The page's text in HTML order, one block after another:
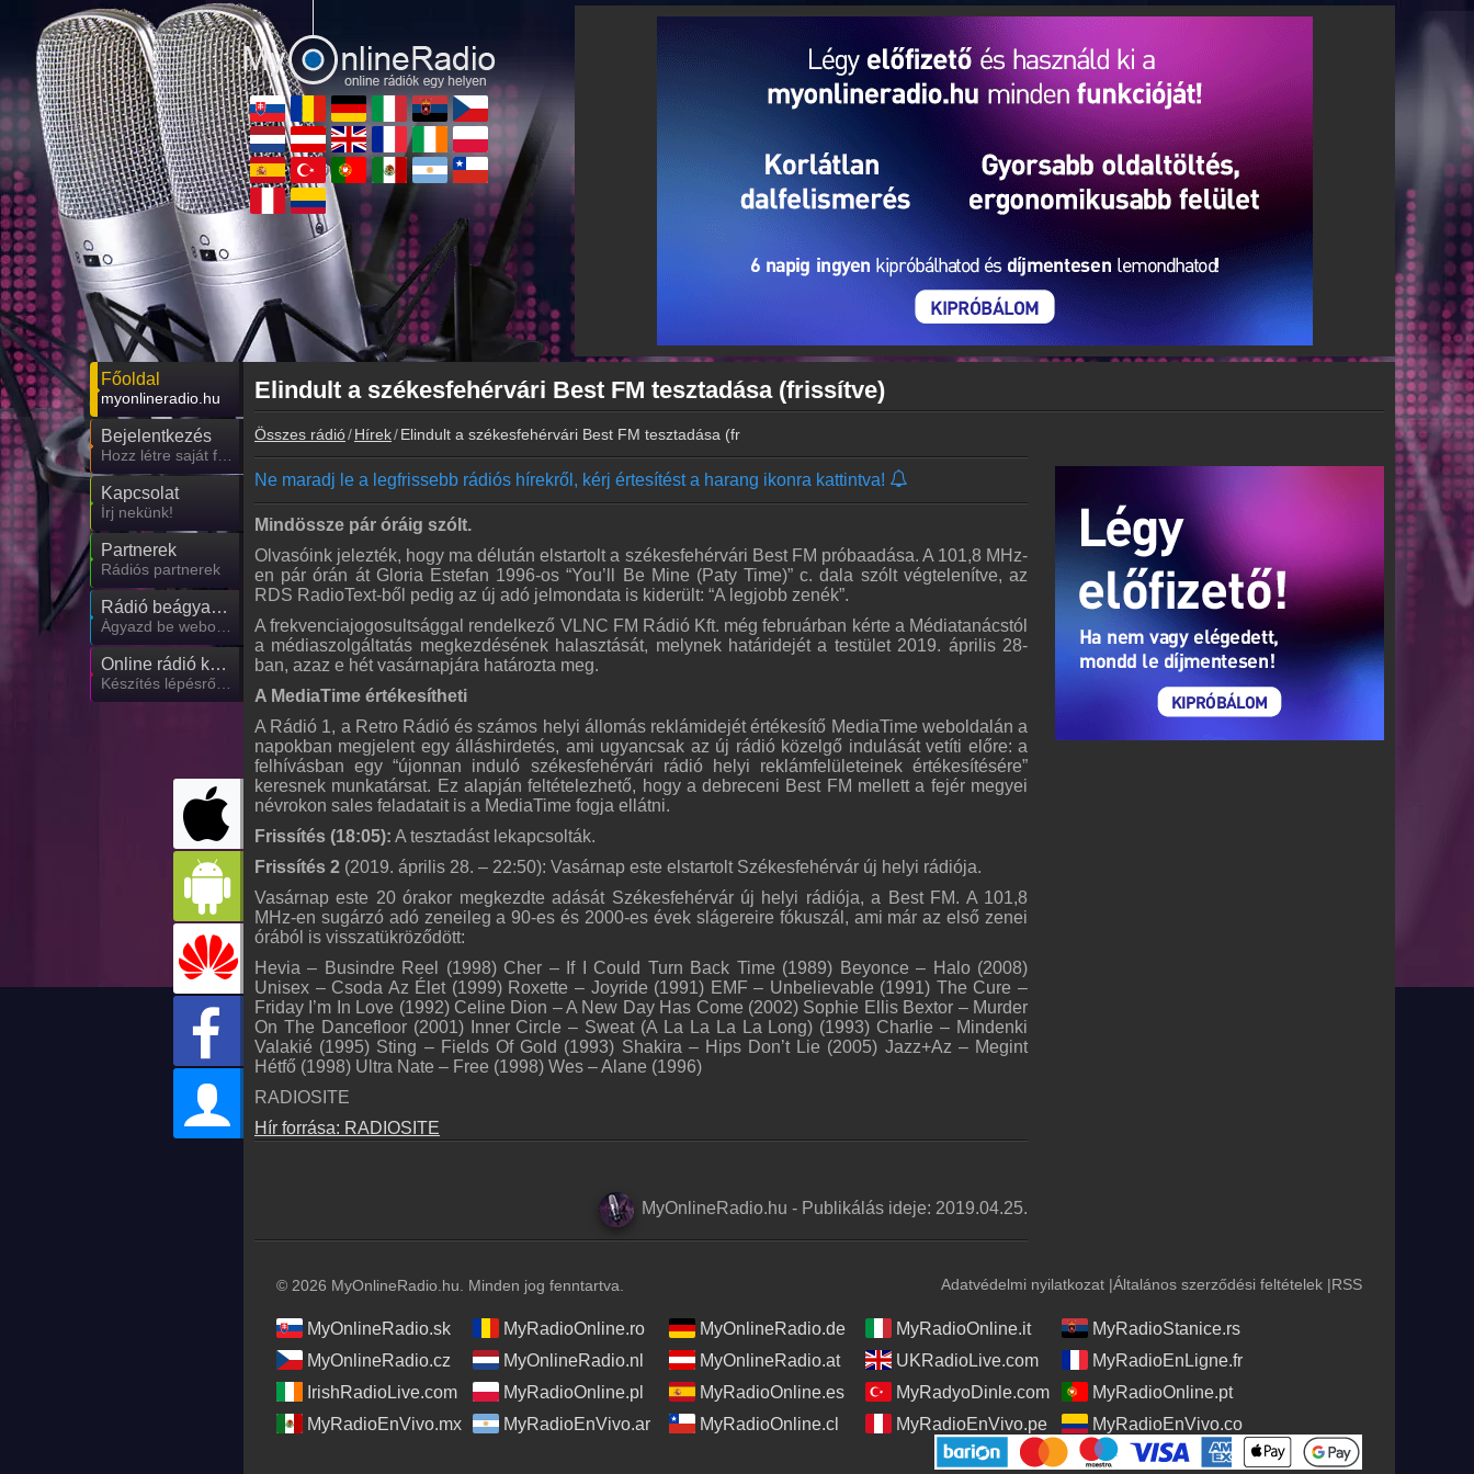
Főoldal
myonlineradio.hu
Bejelentkezés
Kapcsolat
Írj nekünk!
Partnerek
Rádiós partnerek
Rádió beágyazás
Online rádió készítés
Elindult a székesfehérvári Best FM tesztadása (frissítve)
Összes rádió Hírek Elindult a székesfehérvári Best FM tesztadása (frissítve)
Ne maradj le a legfrissebb rádiós hírekről, kérj értesítést a harang ikonra kattintva!
Mindössze pár óráig szólt.
Olvasóink jelezték, hogy ma délután elstartolt a székesfehérvári Best FM próbaadása. A 101,8 MHz-
en pár órán át Gloria Estefan 1996-os “You’ll Be Mine (Paty Time)” c. dala szólt végtelenítve, az
RDS RadioText-ből pedig az új adó jelmondata is kiderült: “A legjobb zenék”.
A frekvenciajogosultsággal rendelkező VLNC FM Rádió Kft. még februárban kérte a Médiatanácstól
a médiaszolgáltatás megkezdésének halasztását, melynek határidejét a testület 2019. április 28-
ban, azaz e hét vasárnapjára határozta meg.
A MediaTime értékesítheti
A Rádió 1, a Retro Rádió és számos helyi állomás reklámidejét értékesítő MediaTime weboldalán a
napokban megjelent egy álláshirdetés, ami ugyancsak az új rádió közelgő indulását vetíti előre: a
felhívásban egy “újonnan induló székesfehérvári rádió helyi reklámfelületeinek értékesítésére”
keresnek munkatársat. Ez alapján feltételezhető, hogy a debreceni Best FM mellett a fejér megyei
névrokon sales feladatait is a MediaTime fogja ellátni.
Frissítés (18:05): A tesztadást lekapcsolták.
Frissítés 2 (2019. április 28. – 22:50): Vasárnap este elstartolt Székesfehérvár új helyi rádiója.
Vasárnap este 20 órakor megkezdte adását Székesfehérvár új helyi rádiója, a Best FM. A 101,8
MHz-en sugárzó adó zeneileg a 90-es és 2000-es évek slágereire fókuszál, ami már az első zenei
órából is visszatükröződött:
Hevia – Busindre Reel (1998) Cher – If I Could Turn Back Time (1989) Beyonce – Halo (2008)
Unisex – Csoda Az Élet (1999) Roxette – Joyride (1991) EMF – Unbelievable (1991) The Cure –
Friday I’m In Love (1992) Celine Dion – A New Day Has Come (2002) Sophie Ellis Bextor – Murder
On The Dancefloor (2001) Inner Circle – Sweat (A La La La La Long) (1993) Charlie – Mindenki
Valakié (1995) Sting – Fields Of Gold (1993) Shakira – Hips Don’t Lie (2005) Jazz+Az – Megint
Hétfő (1998) Ultra Nate – Free (1998) Wes – Alane (1996)
RADIOSITE
Hír forrása: RADIOSITE
MyOnlineRadio.hu - Publikálás ideje: 2019.04.25.
© 2026 MyOnlineRadio.hu. Minden jog fenntartva. Adatvédelmi nyilatkozat |Általános szerződési feltételek |RSS
MyOnlineRadio.sk MyRadioOnline.ro MyOnlineRadio.de MyRadioOnline.it
MyRadioStanice.rs
MyOnlineRadio.cz
MyOnlineRadio.nl MyOnlineRadio.at UKRadioLive.com
MyRadioEnLigne.fr
IrishRadioLive.com
MyRadioOnline.pl MyRadioOnline.es MyRadyoDinle.com
MyRadioOnline.pt
MyRadioEnVivo.mx
MyRadioEnVivo.ar MyRadioOnline.cl MyRadioEnVivo.pe MyRadioEnVivo.co